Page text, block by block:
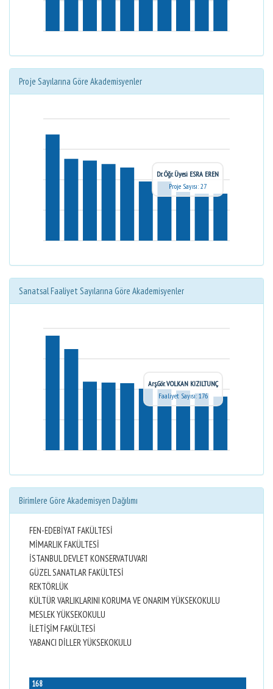
Proje Sayılarına Göre Akademisyenler
Dr. Öğr. Üyesi ESRA EREN
Proje Sayısı: 27
Sanatsal Faaliyet Sayılarına Göre Akademisyenler
Arş.Gör. VOLKAN KIZILTUNÇ
Faaliyet Sayısı: 176
Birimlere Göre Akademisyen Dağılımı
FEN-EDEBİYAT FAKÜLTESİ
MİMARLIK FAKÜLTESİ
İSTANBUL DEVLET KONSERVATUVARI
GÜZEL SANATLAR FAKÜLTESİ
REKTÖRLÜK
KÜLTÜR VARLIKLARINI KORUMA VE ONARIM YÜKSEKOKULU
MESLEK YÜKSEKOKULU
İLETİŞİM FAKÜLTESİ
YABANCI DİLLER YÜKSEKOKULU
168